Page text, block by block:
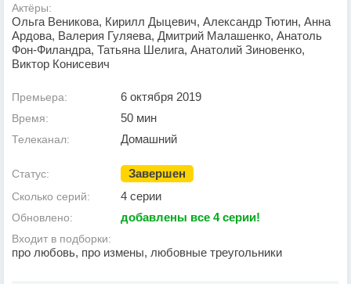
Актёры:
Ольга Веникова, Кирилл Дыцевич, Александр Тютин, Анна
Ардова, Валерия Гуляева, Дмитрий Малашенко, Анатоль
Фон-Филандра, Татьяна Шелига, Анатолий Зиновенко,
Виктор Конисевич
Премьера: 6 октября 2019
Время: 50 мин
Телеканал: Домашний
Статус: Завершен
Сколько серий: 4 серии
Обновлено: добавлены все 4 серии!
Входит в подборки:
про любовь, про измены, любовные треугольники